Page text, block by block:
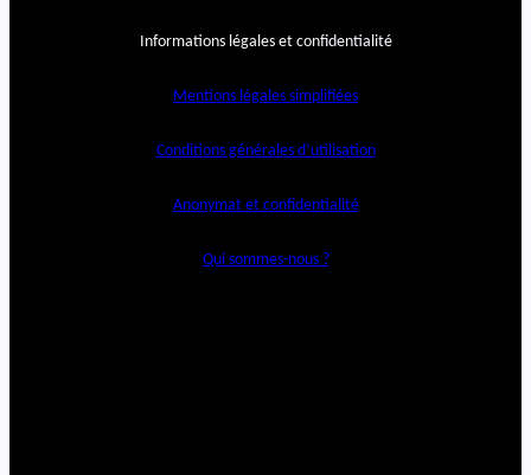
Informations légales et confidentialité
Mentions légales simplifiées
Conditions générales d’utilisation
Anonymat et confidentialité
Qui sommes-nous ?